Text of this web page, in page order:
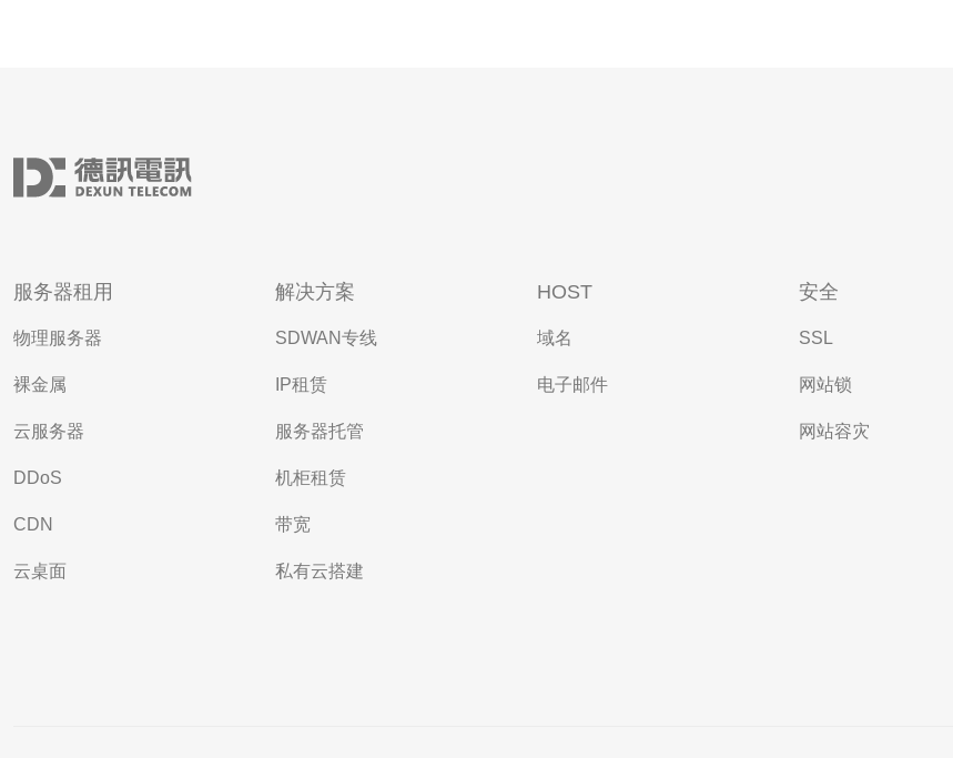
服务器租用
物理服务器
裸金属
云服务器
DDoS
CDN
云桌面
解决方案
SDWAN专线
IP租赁
服务器托管
机柜租赁
带宽
私有云搭建
HOST
域名
电子邮件
安全
SSL
网站锁
网站容灾